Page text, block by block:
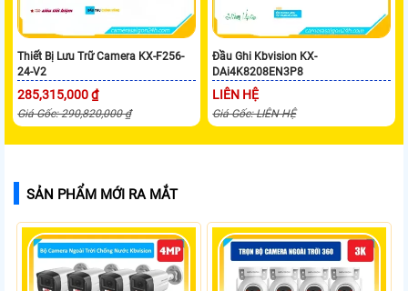
Thiết Bị Lưu Trữ Camera KX-F256-
24-V2
285,315,000 ₫
Giá Gốc: 290,820,000 ₫
Đầu Ghi Kbvision KX-
DAi4K8208EN3P8
LIÊN HỆ
Giá Gốc: LIÊN HỆ
SẢN PHẨM MỚI RA MẮT